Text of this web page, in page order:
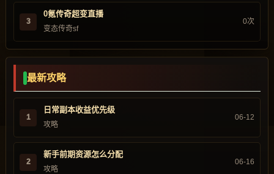
3
0氪传奇超变直播
变态传奇sf
0次
最新攻略
1
日常副本收益优先级
攻略
06-12
2
新手前期资源怎么分配
攻略
06-16